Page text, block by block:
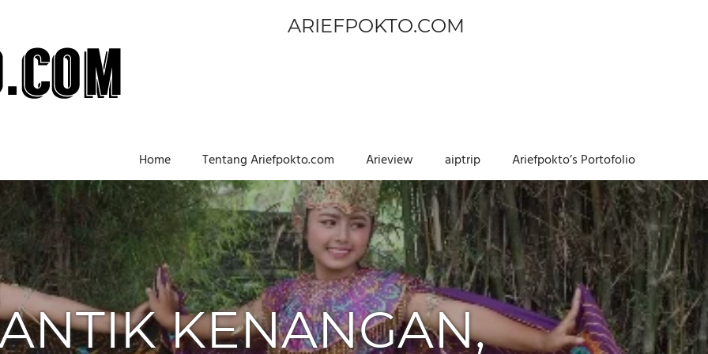
ARIEFPOKTO.COM
Home Tentang Ariefpokto.com Arieview aiptrip Ariefpokto’s Portofolio
KENANGAN,